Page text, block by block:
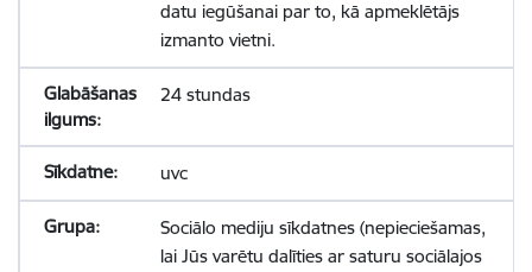
datu iegūšanai par to, kā apmeklētājs
izmanto vietni.
24 stundas
uvc
Sociālo mediju sīkdatnes (nepieciešamas,
lai Jūs varētu dalīties ar saturu sociālajos